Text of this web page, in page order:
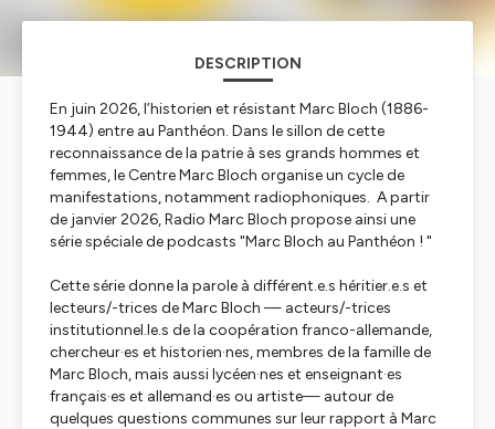
DESCRIPTION
En juin 2026, l’historien et résistant Marc Bloch (1886-
1944) entre au Panthéon. Dans le sillon de cette
reconnaissance de la patrie à ses grands hommes et
femmes, le Centre Marc Bloch organise un cycle de
manifestations, notamment radiophoniques. A partir
de janvier 2026, Radio Marc Bloch propose ainsi une
série spéciale de podcasts "Marc Bloch au Panthéon ! "
Cette série donne la parole à différent.e.s héritier.e.s et
lecteurs/-trices de Marc Bloch — acteurs/-trices
institutionnel.le.s de la coopération franco-allemande,
chercheur·es et historien·nes, membres de la famille de
Marc Bloch, mais aussi lycéen·nes et enseignant·es
français·es et allemand·es ou artiste— autour de
quelques questions communes sur leur rapport à Marc